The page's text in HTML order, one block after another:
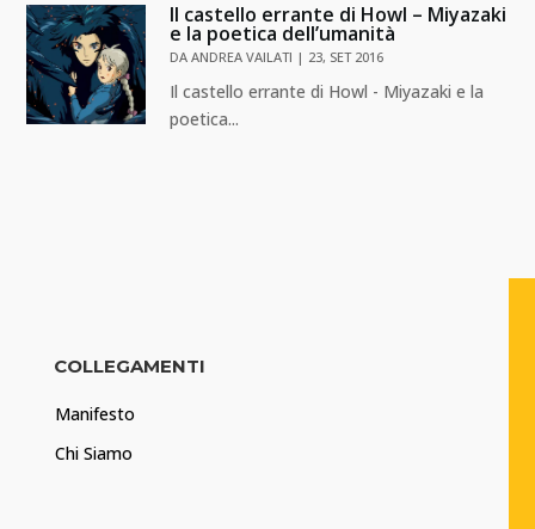
Il castello errante di Howl – Miyazaki
e la poetica dell’umanità
DAANDREA VAILATI | 23, SET 2016
Il castello errante di Howl - Miyazaki e la
poetica...
COLLEGAMENTI
Manifesto
Chi Siamo